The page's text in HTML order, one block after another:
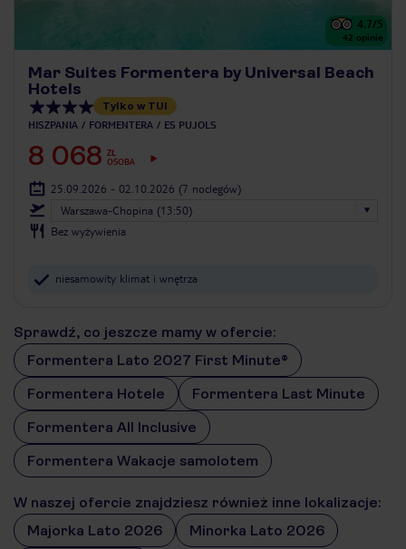
4.7/5
42 opinie
Mar Suites Formentera by Universal Beach
Hotels
Tylko w TUI
HISZPANIA FORMENTERA ES PUJOLS
8 068 ZŁ
OSOBA
25.09.2026 - 02.10.2026 (7 noclegów)
Warszawa-Chopina (13:50)
Bez wyżywienia
niesamowity klimat i wnętrza
Sprawdź, co jeszcze mamy w ofercie:
Formentera Lato 2027 First Minute®
Formentera Hotele
Formentera Last Minute
Formentera All Inclusive
Formentera Wakacje samolotem
W naszej ofercie znajdziesz również inne lokalizacje:
Majorka Lato 2026
Minorka Lato 2026